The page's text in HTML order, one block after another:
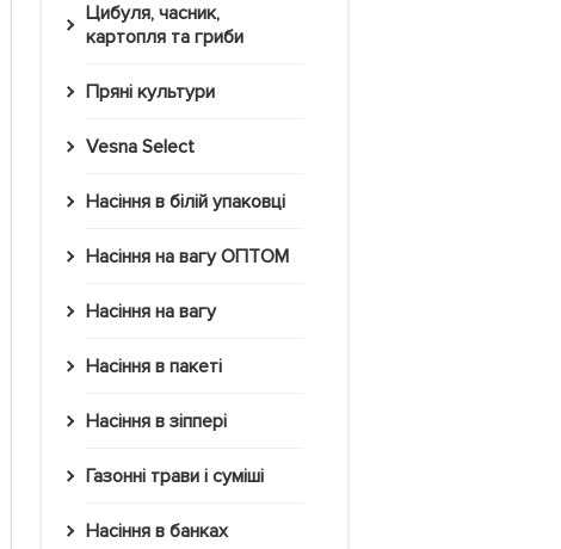
Цибуля, часник,
картопля та гриби
Пряні культури
Vesna Select
Насіння в білій упаковці
Насіння на вагу ОПТОМ
Насіння на вагу
Насіння в пакеті
Насіння в зіппері
Газонні трави і суміші
Насіння в банках